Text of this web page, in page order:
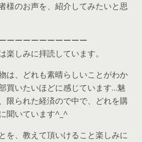
様のお声を、紹介してみたいと思
ーーーーーーーーーー
楽しみに拝読しています。
は、どれも素晴らしいことがわか
買いたいほどに感じています…魅
限られた経済ので中で、どれを購
聞いています^_^
を、教えて頂いけること楽しみに